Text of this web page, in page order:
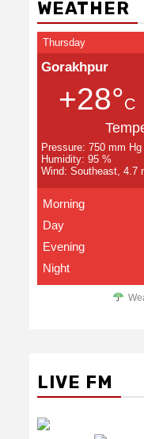
WEATHER
Thursday
Gorakhpur
+28°C
Pressure: 750 mm Hg
Humidity: 95 %
Wind: Southeast, 4.7
Morning
Day
Evening
Night
LIVE FM